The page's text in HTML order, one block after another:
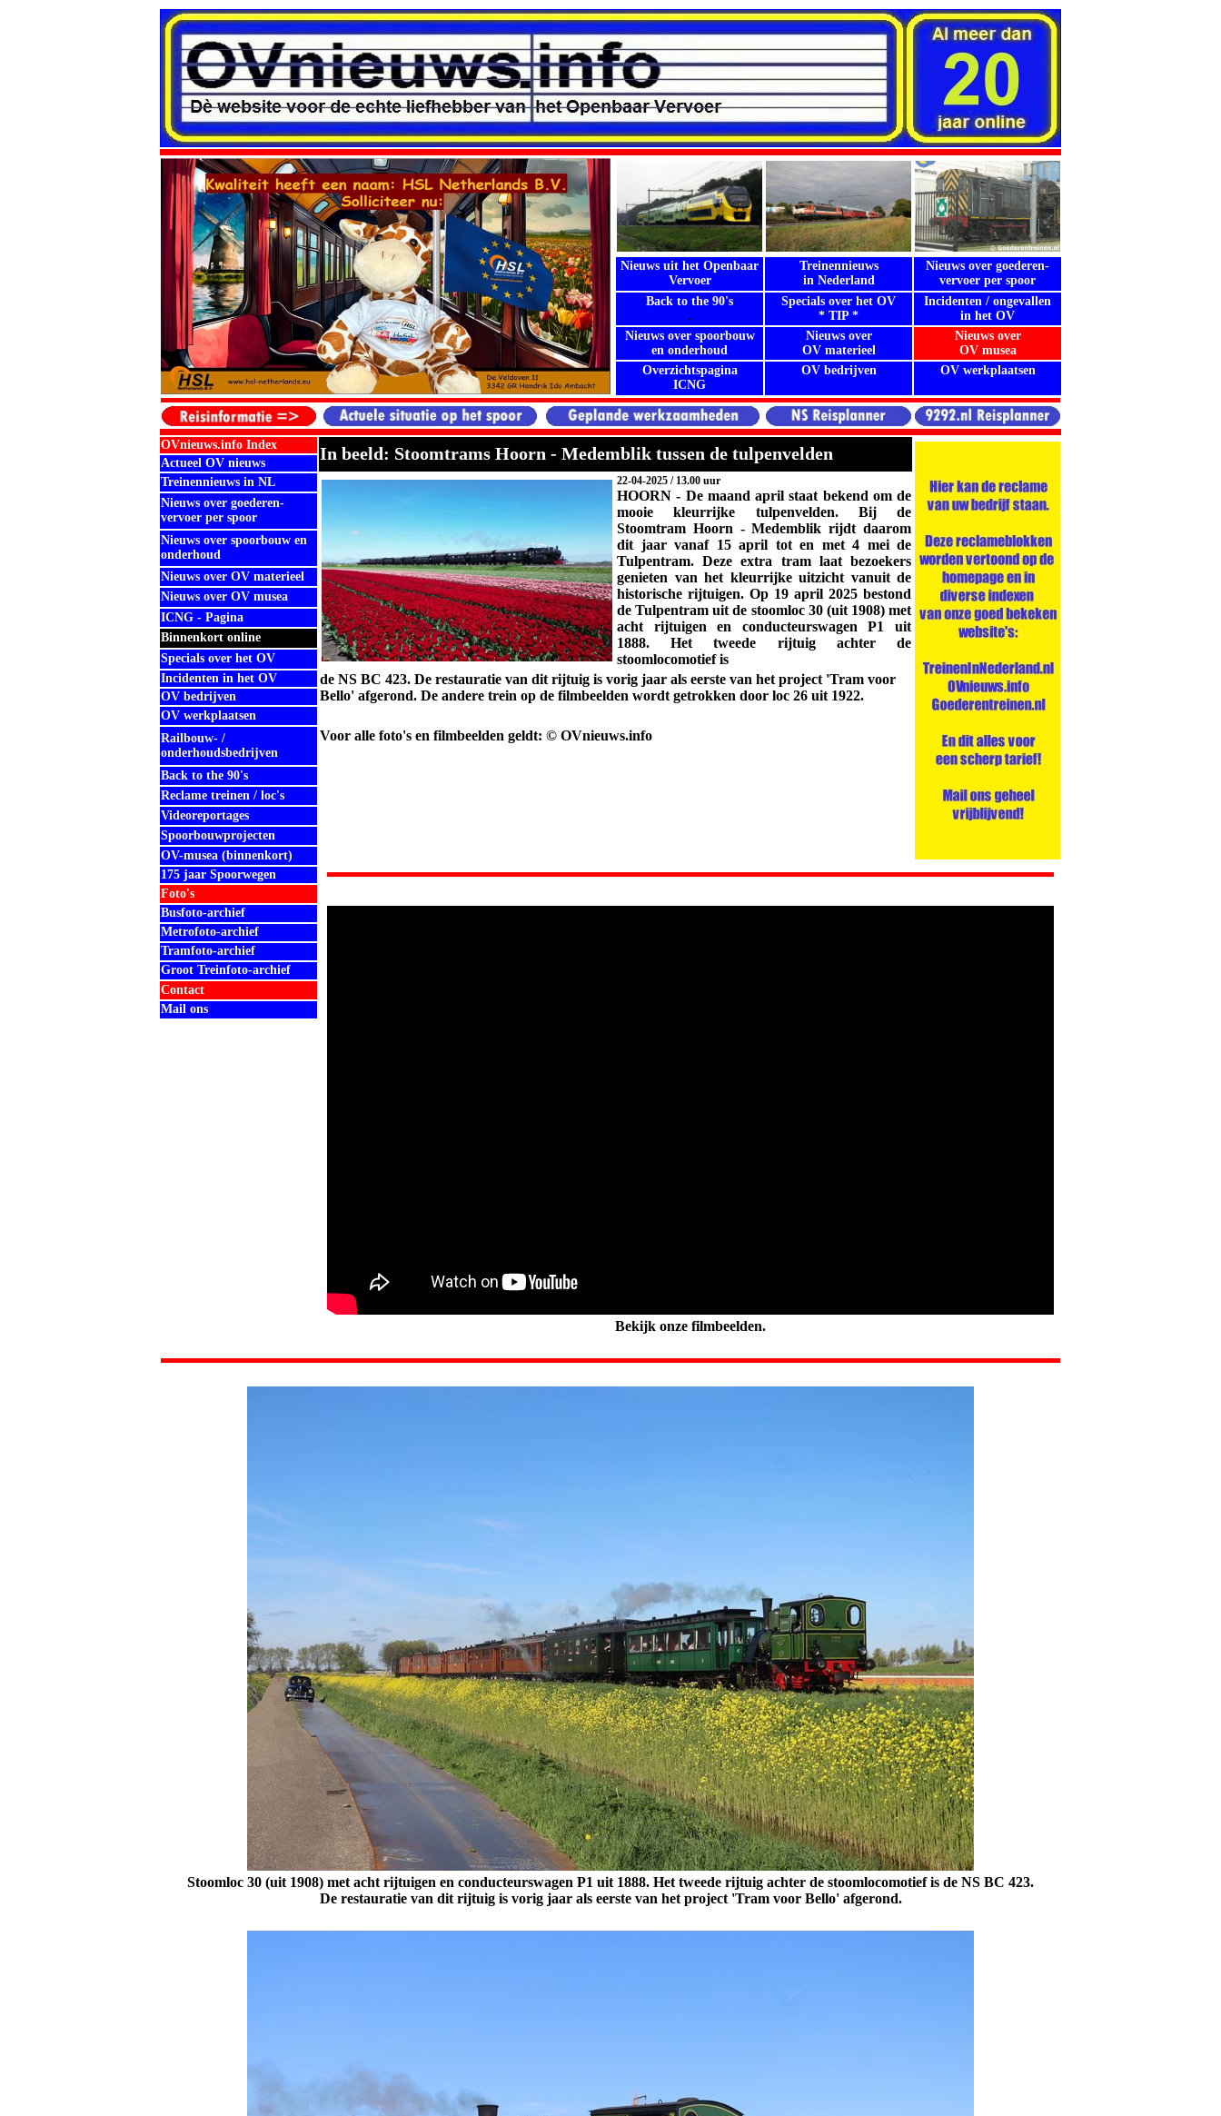
Nieuws uit het Openbaar
Vervoer
Treinennieuws
in Nederland
Nieuws over goederen-
vervoer per spoor
Back to the 90's
.
Specials over het OV
* TIP *
Incidenten / ongevallen
in het OV
Nieuws over spoorbouw
en onderhoud
Nieuws over
OV materieel
Nieuws over
OV musea
Overzichtspagina
ICNG
OV bedrijven
OV werkplaatsen
OVnieuws.info Index In beeld: Stoomtrams Hoorn - Medemblik tussen de tulpenvelden
Actueel OV nieuws
Treinennieuws in NL
22-04-2025 / 13.00 uur
HOORN - De maand april staat bekend om de
mooie kleurrijke tulpenvelden. Bij de
Stoomtram Hoorn - Medemblik rijdt daarom
dit jaar vanaf 15 april tot en met 4 mei de
Tulpentram. Deze extra tram laat bezoekers
genieten van het kleurrijke uitzicht vanuit de
historische rijtuigen. Op 19 april 2025 bestond
de Tulpentram uit de stoomloc 30 (uit 1908) met
acht rijtuigen en conducteurswagen P1 uit
1888.Het tweede rijtuig achter de
stoomlocomotief is
Nieuws over goederen-
vervoer per spoor
Nieuws over spoorbouw en
onderhoud
Nieuws over OV materieel
Nieuws over OV musea
ICNG - Pagina
Binnenkort online
Specials over het OV
Incidenten in het OV
de NS BC 423. De restauratie van dit rijtuig is vorig jaar als eerste van het project 'Tram voor
Bello' afgerond. De andere trein op de filmbeelden wordt getrokken door loc 26 uit 1922.
OV bedrijven
OV werkplaatsen
Railbouw- /
onderhoudsbedrijven
Voor alle foto's en filmbeelden geldt: © OVnieuws.info
Back to the 90's
Reclame treinen / loc's
Videoreportages
Spoorbouwprojecten
OV-musea (binnenkort)
175 jaar Spoorwegen
Foto's
Busfoto-archief
Metrofoto-archief
Tramfoto-archief
Groot Treinfoto-archief
Contact
Mail ons
Bekijk onze filmbeelden.
Stoomloc 30 (uit 1908) met acht rijtuigen en conducteurswagen P1 uit 1888. Het tweede rijtuig achter de stoomlocomotief is de NS BC 423.
De restauratie van dit rijtuig is vorig jaar als eerste van het project 'Tram voor Bello' afgerond.